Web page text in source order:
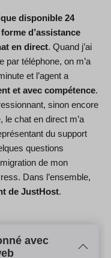
disponible 24
d’assistance
en direct. Quand j’ai
par téléphone, on m’a
et l’agent a
et avec compétence.
sinon encore
le chat en direct m’a
du support
questions
de mon
Dans l’ensemble,
de JustHost.
avec